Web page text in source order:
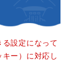
設定になって
ー）に対応し